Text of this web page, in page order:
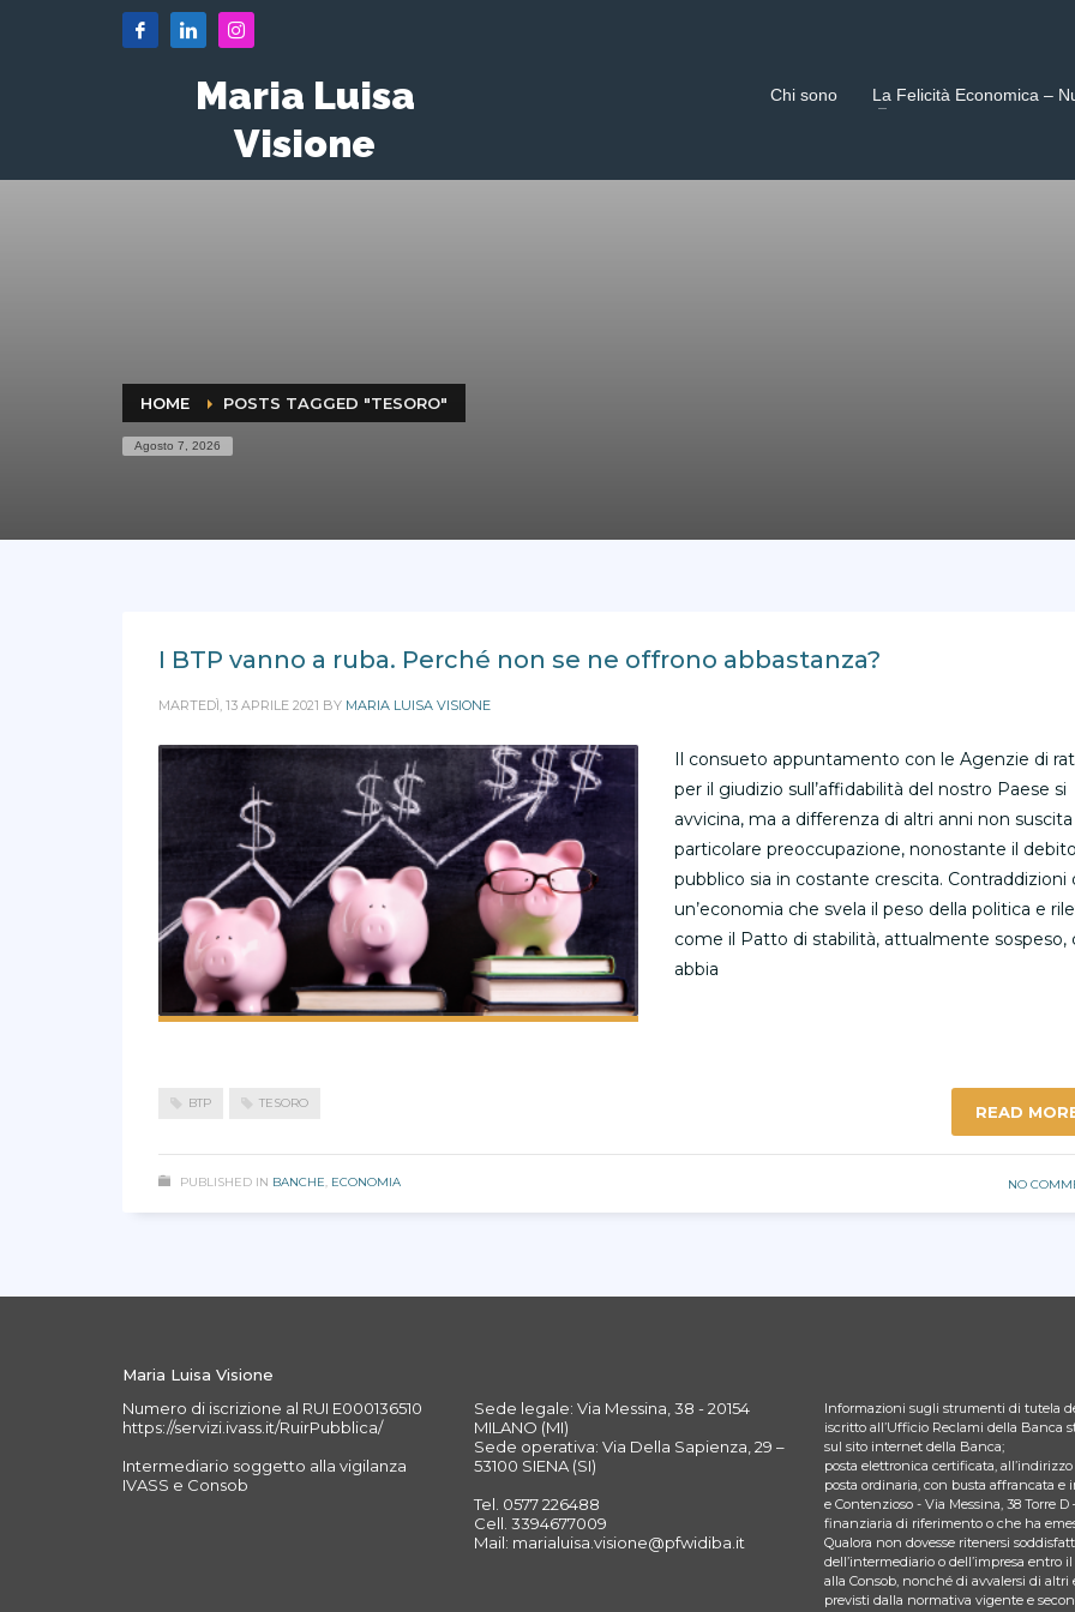
Maria Luisa
Visione
Chi sono La Felicità Economica –
HOME POSTS TAGGED "TESORO"
Agosto 7, 2026
I BTP vanno a ruba. Perché non se ne offrono abbastanza?
MARTEDÌ, 13 APRILE 2021 BY MARIA LUISA VISIONE
Il consueto appuntamento con le Agenzie di
per il giudizio sull’affidabilità del nostro Paese si
avvicina, ma a differenza di altri anni non suscita
particolare preoccupazione, nonostante il debito
pubblico sia in costante crescita. Contraddizioni
un’economia che svela il peso della politica e
come il Patto di stabilità, attualmente sospeso,
abbia
BTP TESORO READ
PUBLISHED IN BANCHE, ECONOMIA NO
Maria Luisa Visione
Numero di iscrizione al RUI E000136510
https://servizi.ivass.it/RuirPubblica/
Intermediario soggetto alla vigilanza
IVASS e Consob
Sede legale: Via Messina, 38 - 20154
MILANO (MI)
Sede operativa: Via Della Sapienza, 29 –
53100 SIENA (SI)
Tel. 0577 226488
Cell. 3394677009
Mail: marialuisa.visione@pfwidiba.it
Informazioni sugli strumenti di tutela
iscritto all’Ufficio Reclami della Banca
sul sito internet della Banca;
posta elettronica certificata,
posta ordinaria, con busta affrancata
e Contenzioso - Via Messina, 38 Torre
finanziaria di riferimento o che ha
Qualora non dovesse ritenersi
dell’intermediario o dell’impresa entro
alla Consob, nonché di avvalersi di
previsti dalla normativa vigente e